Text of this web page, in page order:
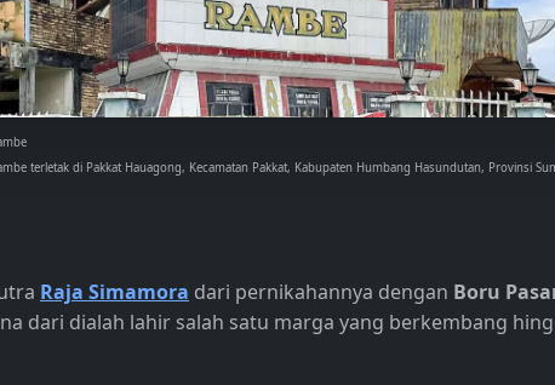
terletak di Pakkat Hauagong, Kecamatan Pakkat, Kabupaten Humbang Hasundutan, Provinsi
Raja Simamora dari pernikahannya dengan Boru
dari dialah lahir salah satu marga yang berkembang